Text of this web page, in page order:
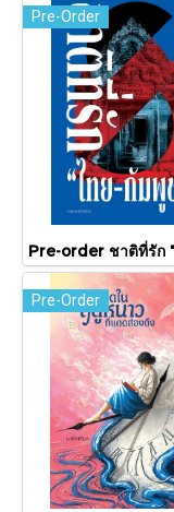
Pre-Order
Pre-Order